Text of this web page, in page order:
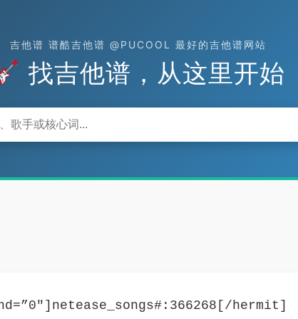
吉他谱 谱酷吉他谱 @PUCOOL 最好的吉他谱网站
找吉他谱，从这里开始
hermit]